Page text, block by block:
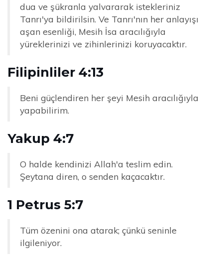
dua ve şükranla yalvararak istekleriniz
Tanrı'ya bildirilsin. Ve Tanrı'nın her anlayışı
aşan esenliği, Mesih İsa aracılığıyla
yüreklerinizi ve zihinlerinizi koruyacaktır.
Filipinliler 4:13
Beni güçlendiren her şeyi Mesih aracılığıyla
yapabilirim.
Yakup 4:7
O halde kendinizi Allah'a teslim edin.
Şeytana diren, o senden kaçacaktır.
1 Petrus 5:7
Tüm özenini ona atarak; çünkü seninle
ilgileniyor.